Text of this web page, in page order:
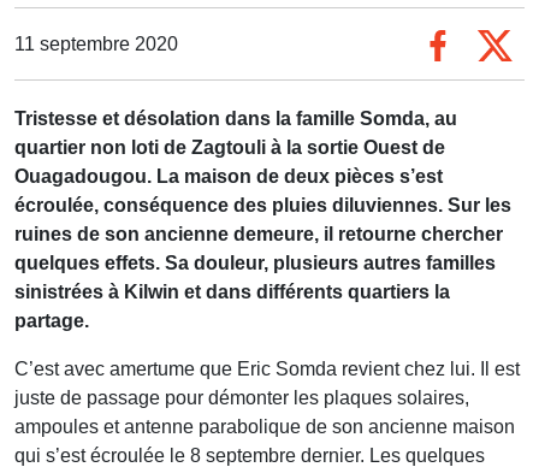
11 septembre 2020
Tristesse et désolation dans la famille Somda, au
quartier non loti de Zagtouli à la sortie Ouest de
Ouagadougou. La maison de deux pièces s’est
écroulée, conséquence des pluies diluviennes. Sur les
ruines de son ancienne demeure, il retourne chercher
quelques effets. Sa douleur, plusieurs autres familles
sinistrées à Kilwin et dans différents quartiers la
partage.
C’est avec amertume que Eric Somda revient chez lui. Il est
juste de passage pour démonter les plaques solaires,
ampoules et antenne parabolique de son ancienne maison
qui s’est écroulée le 8 septembre dernier. Les quelques